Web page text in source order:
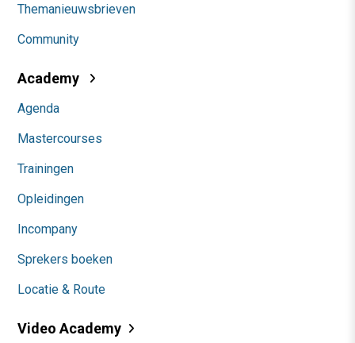
Themanieuwsbrieven
Community
Academy
Agenda
Mastercourses
Trainingen
Opleidingen
Incompany
Sprekers boeken
Locatie & Route
Video Academy